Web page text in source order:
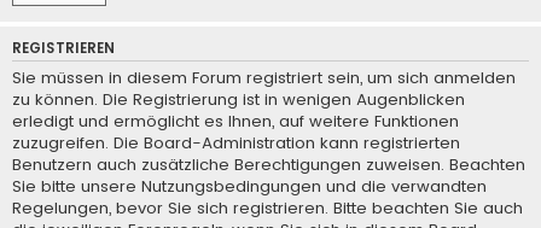
REGISTRIEREN
Sie müssen in diesem Forum registriert sein, um sich anmelden
zu können. Die Registrierung ist in wenigen Augenblicken
erledigt und ermöglicht es Ihnen, auf weitere Funktionen
zuzugreifen. Die Board-Administration kann registrierten
Benutzern auch zusätzliche Berechtigungen zuweisen. Beachten
Sie bitte unsere Nutzungsbedingungen und die verwandten
Regelungen, bevor Sie sich registrieren. Bitte beachten Sie auch